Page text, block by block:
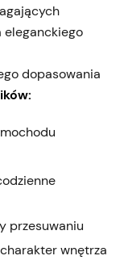
eleganckiego
dopasowania
przesuwaniu
wnętrza